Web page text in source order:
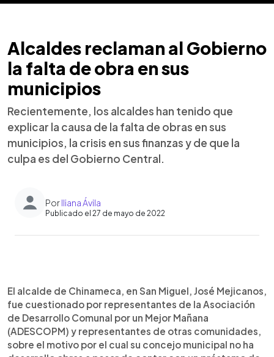
Alcaldes reclaman al Gobierno
la falta de obra en sus
municipios
Recientemente, los alcaldes han tenido que
explicar la causa de la falta de obras en sus
municipios, la crisis en sus finanzas y de que la
culpa es del Gobierno Central.
PorIliana Ávila
Publicado el 27 de mayo de 2022
► Escuchar artículo
El alcalde de Chinameca, en San Miguel, José Mejicanos,
fue cuestionado por representantes de la Asociación
de Desarrollo Comunal por un Mejor Mañana
(ADESCOPM) y representantes de otras comunidades,
sobre el motivo por el cual su concejo municipal no ha